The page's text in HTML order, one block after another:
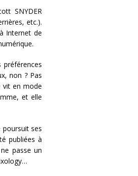
SNYDER
etc.).
Internet de
préférences
non ? Pas
vit en mode
et elle
poursuit ses
publiées à
passe un